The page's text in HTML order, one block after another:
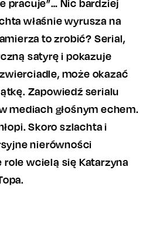
pracuje”… Nic bardziej
właśnie wyrusza na
to zrobić? Serial,
satyrę i pokazuje
może okazać
Zapowiedź serialu
mediach głośnym echem.
Skoro szlachta i
nierówności
role wcielą się Katarzyna